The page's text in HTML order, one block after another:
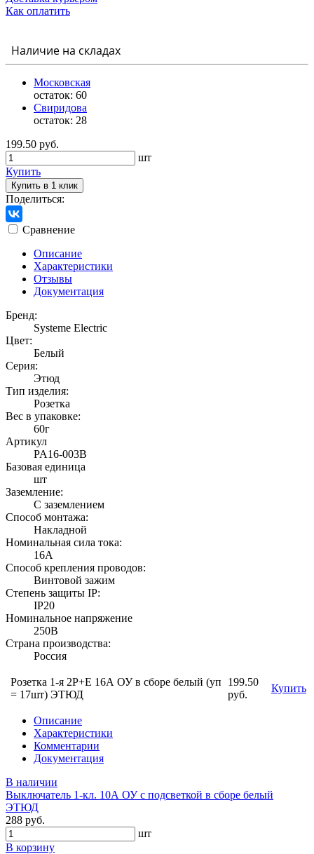
Как оплатить
Наличие на складах
Московская
остаток: 60
Свиридова
остаток: 28
199.50 руб.
шт
Купить
Купить в 1 клик
Поделиться:
Сравнение
Описание
Характеристики
Отзывы
Документация
Бренд:
Systeme Electric
Цвет:
Белый
Серия:
Этюд
Тип изделия:
Розетка
Вес в упаковке:
60г
Артикул
PA16-003B
Базовая единица
шт
Заземление:
С заземлением
Способ монтажа:
Накладной
Номинальная сила тока:
16А
Способ крепления проводов:
Винтовой зажим
Степень защиты IP:
IP20
Номинальное напряжение
250В
Страна производства:
Россия
Розетка 1-я 2P+E 16А ОУ в сборе белый (уп
= 17шт) ЭТЮД
199.50
руб.
Купить
Описание
Характеристики
Комментарии
Документация
В наличии
Выключатель 1-кл. 10А ОУ с подсветкой в сборе белый
ЭТЮД
288 руб.
шт
В корзину